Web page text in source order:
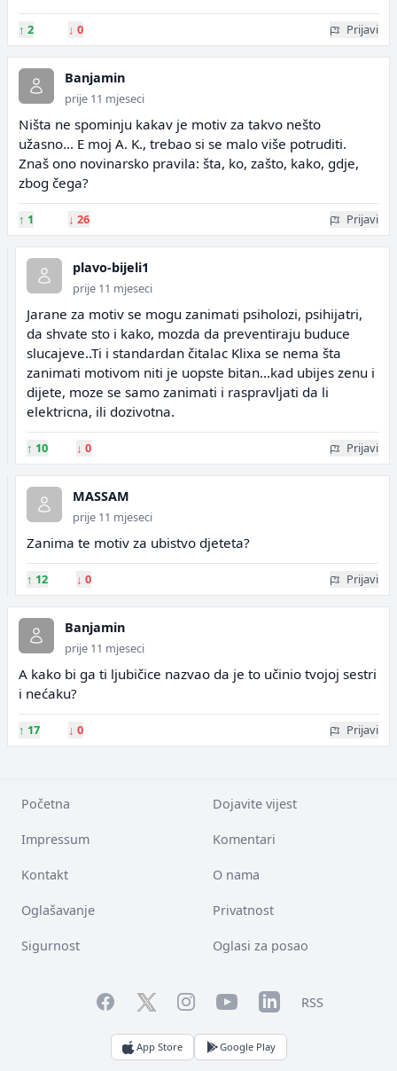
↑ 2 ↓ 0 Prijavi
Banjamin
prije 11 mjeseci
Ništa ne spominju kakav je motiv za takvo nešto
užasno... E moj A. K., trebao si se malo više potruditi.
Znaš ono novinarsko pravila: šta, ko, zašto, kako, gdje,
zbog čega?
↑ 1 ↓ 26 Prijavi
plavo-bijeli1
prije 11 mjeseci
Jarane za motiv se mogu zanimati psiholozi, psihijatri,
da shvate sto i kako, mozda da preventiraju buduce
slucajeve..Ti i standardan čitalac Klixa se nema šta
zanimati motivom niti je uopste bitan...kad ubijes zenu i
dijete, moze se samo zanimati i raspravljati da li
elektricna, ili dozivotna.
↑ 10 ↓ 0 Prijavi
MASSAM
prije 11 mjeseci
Zanima te motiv za ubistvo djeteta?
↑ 12 ↓ 0 Prijavi
Banjamin
prije 11 mjeseci
A kako bi ga ti ljubičice nazvao da je to učinio tvojoj sestri
i nećaku?
↑ 17 ↓ 0 Prijavi
Početna Dojavite vijest
Impressum Komentari
Kontakt O nama
Oglašavanje Privatnost
Sigurnost Oglasi za posao
FacebookTwitterInstagramYouTubeLinkedInRSS
App Store Google Play